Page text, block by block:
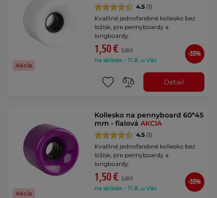
Akcia
4.5 (1)
Kvalitné jednofarebné koliesko bez
ložísk, pre pennyboardy a
longboardy.
1,50 € 3,30 €
na sklade – 11.8. u Vás
-55%
Detail
Akcia
Koliesko na pennyboard 60*45
mm - fialováAKCIA
4.5 (1)
Kvalitné jednofarebné koliesko bez
ložísk, pre pennyboardy a
longboardy.
1,50 € 3,30 €
na sklade – 11.8. u Vás
-55%